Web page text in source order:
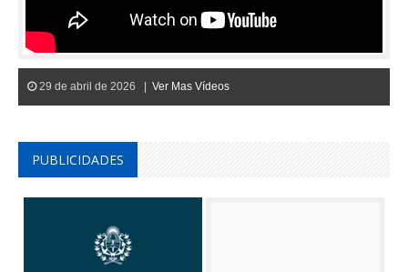
29 de abril de 2026 | Ver Mas Vídeos
PUBLICIDADES